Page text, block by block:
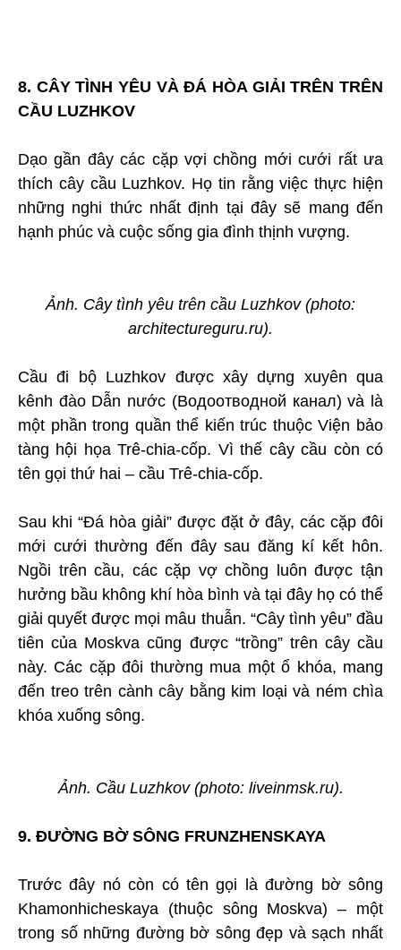
8. CÂY TÌNH YÊU VÀ ĐÁ HÒA GIẢI TRÊN TRÊN
CẦU LUZHKOV
Dạo gần đây các cặp vợi chồng mới cưới rất ưa
thích cây cầu Luzhkov. Họ tin rằng việc thực hiện
những nghi thức nhất định tại đây sẽ mang đến
hạnh phúc và cuộc sống gia đình thịnh vượng.
Ảnh. Cây tình yêu trên cầu Luzhkov (photo:
architectureguru.ru).
Cầu đi bộ Luzhkov được xây dựng xuyên qua
kênh đào Dẫn nước (Водоотводной канал) và là
một phần trong quần thể kiến trúc thuộc Viện bảo
tàng hội họa Trê-chia-cốp. Vì thế cây cầu còn có
tên gọi thứ hai – cầu Trê-chia-cốp.
Sau khi “Đá hòa giải” được đặt ở đây, các cặp đôi
mới cưới thường đến đây sau đăng kí kết hôn.
Ngồi trên cầu, các cặp vợ chồng luôn được tận
hưởng bầu không khí hòa bình và tại đây họ có thể
giải quyết được mọi mâu thuẫn. “Cây tình yêu” đầu
tiên của Moskva cũng được “trồng” trên cây cầu
này. Các cặp đôi thường mua một ổ khóa, mang
đến treo trên cành cây bằng kim loại và ném chìa
khóa xuống sông.
Ảnh. Cầu Luzhkov (photo: liveinmsk.ru).
9. ĐƯỜNG BỜ SÔNG FRUNZHENSKAYA
Trước đây nó còn có tên gọi là đường bờ sông
Khamonhicheskaya (thuộc sông Moskva) – một
trong số những đường bờ sông đẹp và sạch nhất